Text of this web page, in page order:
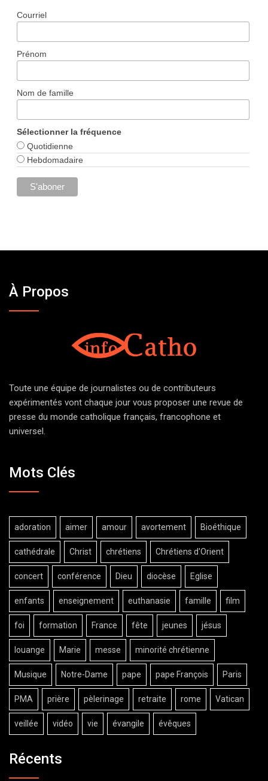
Courriel
Prénom
Nom de famille
Sélectionner la fréquence
Quotidienne
Hebdomadaire
À Propos
Toute une équipe de journalistes ou de contributeurs
expérimentés vont chaque jour vous proposer une revue de
presse du monde catholique français, francophone et
universel.
Mots Clés
adoration aimer amour avortement Bioéthique
cathédrale Christ chrétiens Chrétiens d'Orient
concert conférence Dieu diocèse Eglise
enfants enseignement euthanasie famille film
foi formation France fête jeunes jésus
louange Marie messe minorité chrétienne
Musique Notre-Dame pape pape François Paris
PMA prière pèlerinage retraite rome Vatican
veillée vidéo vie évangile évêques
Récents